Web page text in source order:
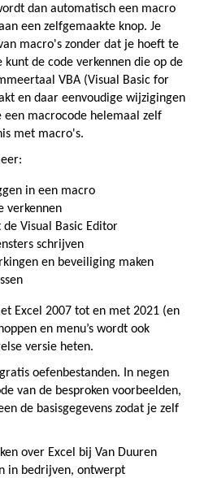
dan automatisch een macro
een zelfgemaakte knop. Je
macro's zonder dat je hoeft te
kunt de code verkennen die op de
VBA (Visual Basic for
en daar eenvoudige wijzigingen
een macrocode helemaal zelf
met macro's.
in een macro
verkennen
Visual Basic Editor
schrijven
en beveiliging maken
Excel 2007 tot en met 2021 (en
en menu’s wordt ook
versie heten.
oefenbestanden. In negen
van de besproken voorbeelden,
de basisgegevens zodat je zelf
over Excel bij Van Duuren
in bedrijven, ontwerpt